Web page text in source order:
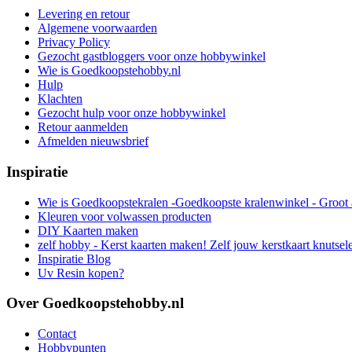
Levering en retour
Algemene voorwaarden
Privacy Policy
Gezocht gastbloggers voor onze hobbywinkel
Wie is Goedkoopstehobby.nl
Hulp
Klachten
Gezocht hulp voor onze hobbywinkel
Retour aanmelden
Afmelden nieuwsbrief
Inspiratie
Wie is Goedkoopstekralen -Goedkoopste kralenwinkel - Groot
Kleuren voor volwassen producten
DIY Kaarten maken
zelf hobby - Kerst kaarten maken! Zelf jouw kerstkaart
Inspiratie Blog
Uv Resin kopen?
Over Goedkoopstehobby.nl
Contact
Hobbypunten